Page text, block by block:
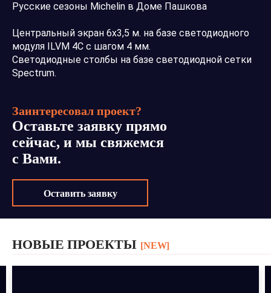
Русские сезоны Michelin в Доме Пашкова
Центральный экран 6х3,5 м. на базе светодиодного
модуля ILVM 4C c шагом 4 мм.
Светодиодные столбы на базе светодиодной сетки
Spectrum.
Заинтересовал проект?
Оставьте заявку прямо
сейчас, и мы свяжемся
с Вами.
Оставить заявку
НОВЫЕ ПРОЕКТЫ [NEW]